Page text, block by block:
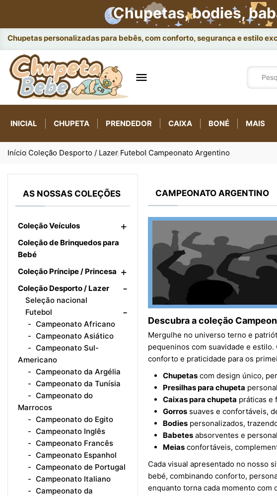
Chupetas, bodies,
Chupetas personalizadas para bebês, com conforto, segurança e estilo

INICIAL CHUPETA PRENDEDOR CAIXA BONÉ MAIS
Início Coleção Desporto / Lazer Futebol Campeonato Argentino
AS NOSSAS COLEÇÕES
Coleção Veículos +
Coleção de Brinquedos para
Bebé
Coleção Príncipe / Princesa +
Coleção Desporto / Lazer -
Seleção nacional
Futebol
-
Campeonato Africano
Campeonato Asiático
Campeonato Sul-
Americano
Campeonato da Argélia
Campeonato da Tunísia
Campeonato do
Marrocos
Campeonato do Egito
Campeonato Inglês
Campeonato Francês
Campeonato Espanhol
Campeonato de Portugal
Campeonato Italiano
Campeonato da
CAMPEONATO ARGENTINO
Descubra a coleção
Mergulhe no universo terno e
pequeninos com suavidade e
conforto e praticidade para os
Chupetascom design único,
Presilhas para chupeta
Caixas para chupeta práticas e
Gorrossuaves e confortáveis,
Bodiespersonalizados,
Babetesabsorventes e
Meiasconfortáveis,
Cada visual apresentado no nosso
bebé, combinando conforto,
enquanto torna cada momento com